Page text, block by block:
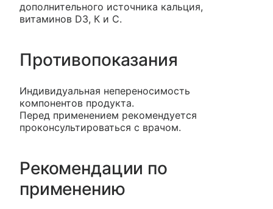
дополнительного источника кальция,
витаминов D3, К и С.
Противопоказания
Индивидуальная непереносимость
компонентов продукта.
Перед применением рекомендуется
проконсультироваться с врачом.
Рекомендации по
применению